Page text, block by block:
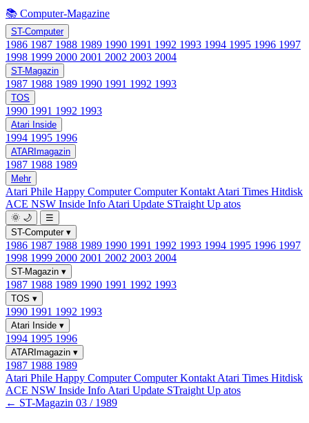
📚 Computer-Magazine
ST-Computer
1986 1987 1988 1989 1990 1991 1992 1993 1994 1995 1996 1997
1998 1999 2000 2001 2002 2003 2004
ST-Magazin
1987 1988 1989 1990 1991 1992 1993
TOS
1990 1991 1992 1993
Atari Inside
1994 1995 1996
ATARImagazin
1987 1988 1989
Mehr
Atari Phile Happy ComputerComputer Kontakt Atari Times Hitdisk
ACE NSW Inside Info Atari Update STraight Up atos
🌞 🌙
☰
ST-Computer ▾
1986 1987 1988 1989 1990 1991 1992 1993 1994 1995 1996 1997
1998 1999 2000 2001 2002 2003 2004
ST-Magazin ▾
1987 1988 1989 1990 1991 1992 1993
TOS ▾
1990 1991 1992 1993
Atari Inside ▾
1994 1995 1996
ATARImagazin ▾
1987 1988 1989
Atari Phile Happy ComputerComputer Kontakt Atari Times Hitdisk
ACE NSW Inside Info Atari Update STraight Up atos
← ST-Magazin 03 / 1989